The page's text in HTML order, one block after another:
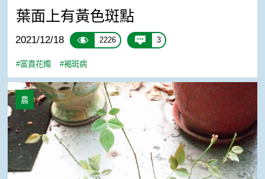
葉面上有黃色斑點
2021/12/18 2226 3
#富貴花燭 #褐斑病
迷你玫瑰之栽培管理
農